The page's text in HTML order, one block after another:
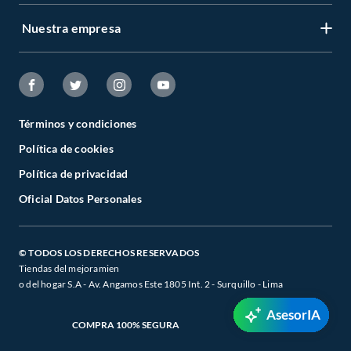
Nuestra empresa
Términos y condiciones
Política de cookies
Política de privacidad
Oficial Datos Personales
© TODOS LOS DERECHOS RESERVADOS
Tiendas del mejoramien
o del hogar S.A - Av. Angamos Este 1805 Int. 2 - Surquillo - Lima
COMPRA 100% SEGURA
AsesorIA